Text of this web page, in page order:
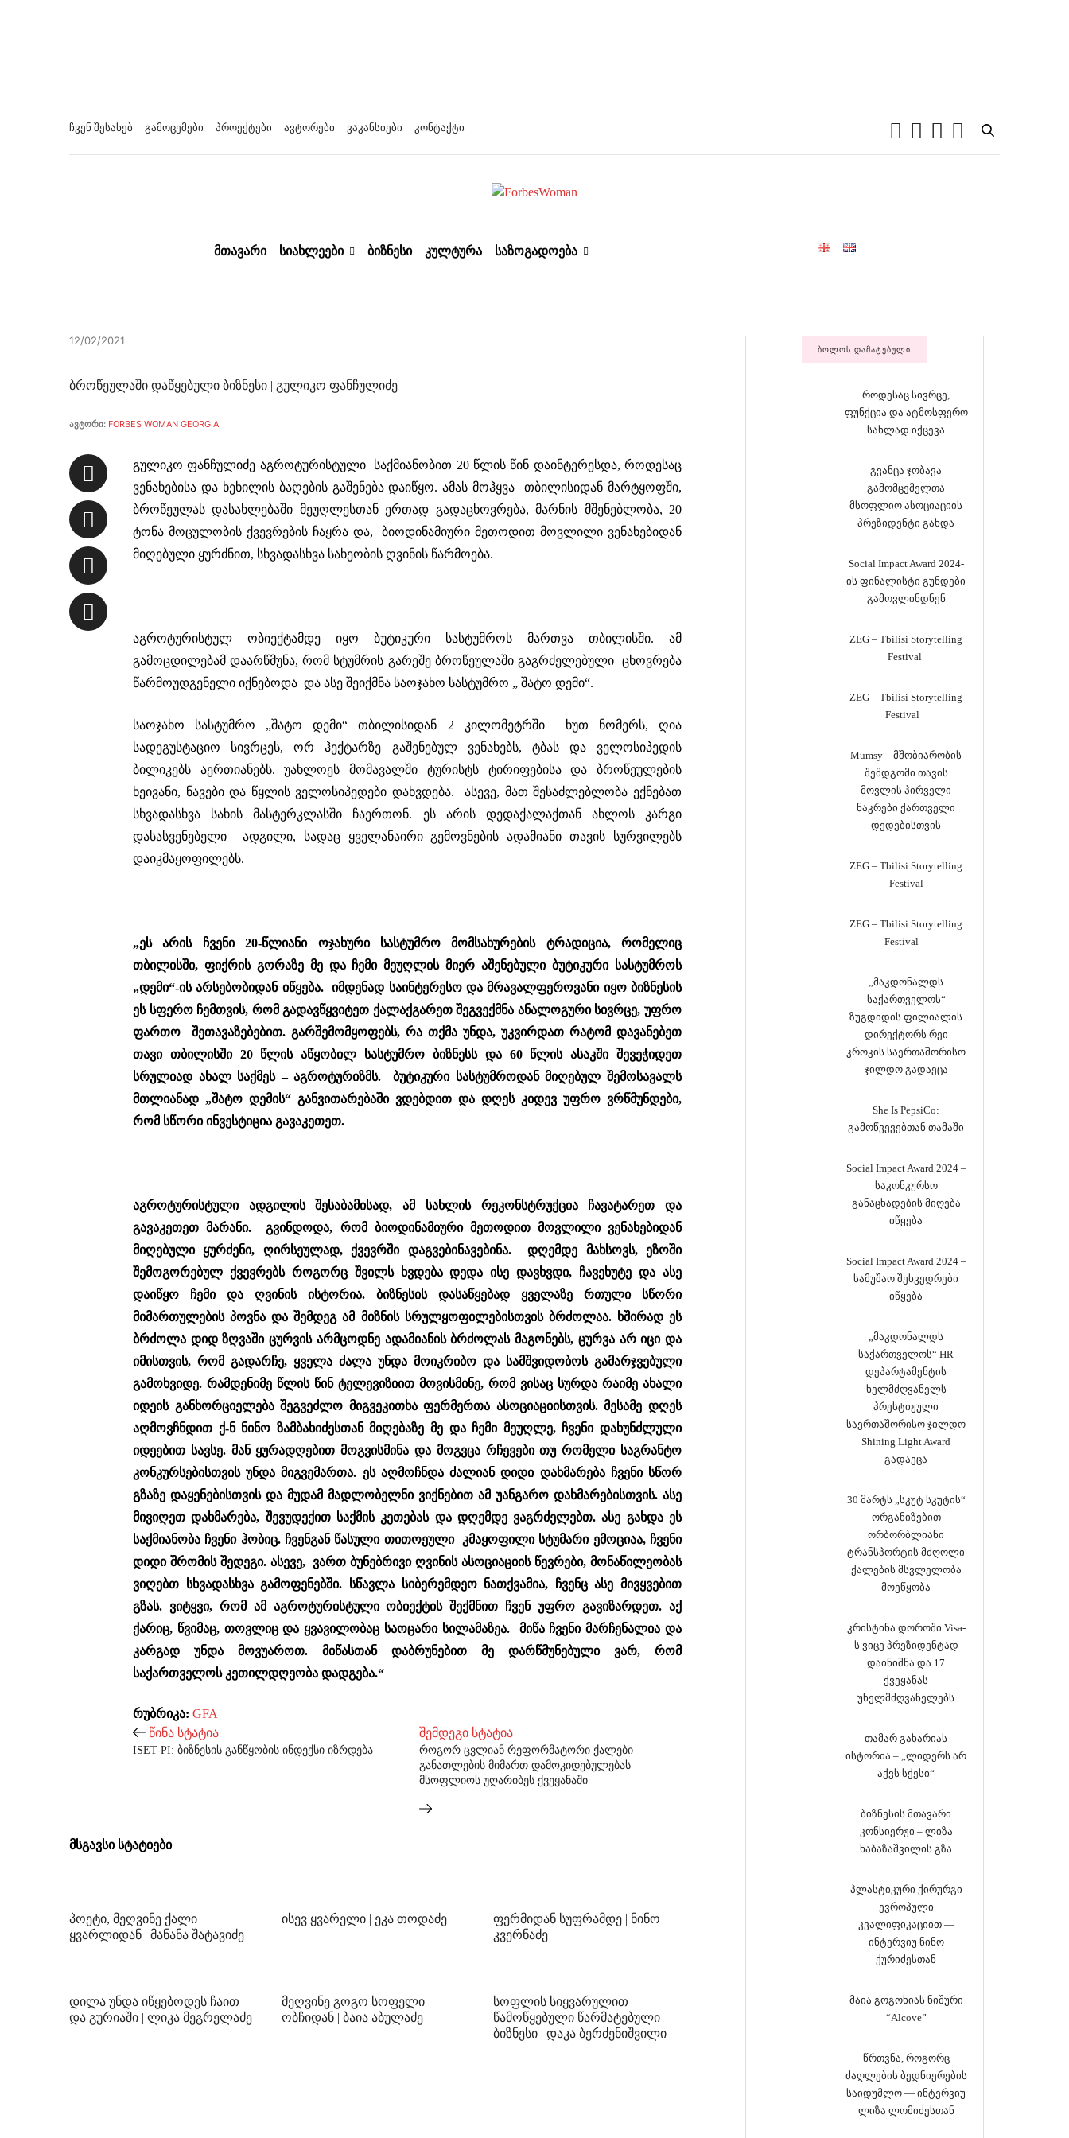
ჩვენ შესახებ გამოცემები პროექტები ავტორები ვაკანსიები კონტაქტი
ᲛᲗᲐᲕᲐᲠᲘ ᲡᲘᲐᲮᲚᲔᲔᲑᲘ ᲑᲘᲖᲜᲔᲡᲘ ᲙᲣᲚᲢᲣᲠᲐ ᲡᲐᲖᲝᲒᲐᲓᲝᲔᲑᲐ
12/02/2021
ბროწეულაში დაწყებული ბიზნესი | გულიკო ფანჩულიძე
ავტორი: FORBES WOMAN GEORGIA
გულიკო ფანჩულიძე აგროტურისტული საქმიანობით 20 წლის წინ დაინტერესდა, როდესაც
ვენახებისა და ხეხილის ბაღების გაშენება დაიწყო. ამას მოჰყვა თბილისიდან მარტყოფში,
ბროწეულას დასახლებაში მეუღლესთან ერთად გადაცხოვრება, მარნის მშენებლობა, 20
ტონა მოცულობის ქვევრების ჩაყრა და, ბიოდინამიური მეთოდით მოვლილი ვენახებიდან
მიღებული ყურძნით, სხვადასხვა სახეობის ღვინის წარმოება.
აგროტურისტულ ობიექტამდე იყო ბუტიკური სასტუმროს მართვა თბილისში. ამ
გამოცდილებამ დაარწმუნა, რომ სტუმრის გარეშე ბროწეულაში გაგრძელებული ცხოვრება
წარმოუდგენელი იქნებოდა და ასე შეიქმნა საოჯახო სასტუმრო „ შატო დემი“.
საოჯახო სასტუმრო „შატო დემი“ თბილისიდან 2 კილომეტრში ხუთ ნომერს, ღია
სადეგუსტაციო სივრცეს, ორ ჰექტარზე გაშენებულ ვენახებს, ტბას და ველოსიპედის
ბილიკებს აერთიანებს. უახლოეს მომავალში ტურისტს ტირიფებისა და ბროწეულების
ხეივანი, ნავები და წყლის ველოსიპედები დახვდება. ასევე, მათ შესაძლებლობა ექნებათ
სხვადასხვა სახის მასტერკლასში ჩაერთონ. ეს არის დედაქალაქთან ახლოს კარგი
დასასვენებელი ადგილი, სადაც ყველანაირი გემოვნების ადამიანი თავის სურვილებს
დაიკმაყოფილებს.
„ეს არის ჩვენი 20-წლიანი ოჯახური სასტუმრო მომსახურების ტრადიცია, რომელიც
თბილისში, ფიქრის გორაზე მე და ჩემი მეუღლის მიერ აშენებული ბუტიკური სასტუმროს
„დემი“-ის არსებობიდან იწყება. იმდენად საინტერესო და მრავალფეროვანი იყო ბიზნესის
ეს სფერო ჩემთვის, რომ გადავწყვიტეთ ქალაქგარეთ შეგვექმნა ანალოგური სივრცე, უფრო
ფართო შეთავაზებებით. გარშემომყოფებს, რა თქმა უნდა, უკვირდათ რატომ დავანებეთ
თავი თბილისში 20 წლის აწყობილ სასტუმრო ბიზნესს და 60 წლის ასაკში შევეჭიდეთ
სრულიად ახალ საქმეს – აგროტურიზმს. ბუტიკური სასტუმროდან მიღებულ შემოსავალს
მთლიანად „შატო დემის“ განვითარებაში ვდებდით და დღეს კიდევ უფრო ვრწმუნდები,
რომ სწორი ინვესტიცია გავაკეთეთ.
აგროტურისტული ადგილის შესაბამისად, ამ სახლის რეკონსტრუქცია ჩავატარეთ და
გავაკეთეთ მარანი. გვინდოდა, რომ ბიოდინამიური მეთოდით მოვლილი ვენახებიდან
მიღებული ყურძენი, ღირსეულად, ქვევრში დაგვებინავებინა. დღემდე მახსოვს, ეზოში
შემოგორებულ ქვევრებს როგორც შვილს ხვდება დედა ისე დავხვდი, ჩავეხუტე და ასე
დაიწყო ჩემი და ღვინის ისტორია. ბიზნესის დასაწყებად ყველაზე რთული სწორი
მიმართულების პოვნა და შემდეგ ამ მიზნის სრულყოფილებისთვის ბრძოლაა. ხშირად ეს
ბრძოლა დიდ ზღვაში ცურვის არმცოდნე ადამიანის ბრძოლას მაგონებს, ცურვა არ იცი და
იმისთვის, რომ გადარჩე, ყველა ძალა უნდა მოიკრიბო და სამშვიდობოს გამარჯვებული
გამოხვიდე. რამდენიმე წლის წინ ტელევიზიით მოვისმინე, რომ ვისაც სურდა რაიმე ახალი
იდეის განხორციელება შეგვეძლო მიგვეკითხა ფერმერთა ასოციაციისთვის. მესამე დღეს
აღმოვჩნდით ქ-ნ ნინო ზამბახიძესთან მიღებაზე მე და ჩემი მეუღლე, ჩვენი დახუნძლული
იდეებით სავსე. მან ყურადღებით მოგვისმინა და მოგვცა რჩევები თუ რომელი საგრანტო
კონკურსებისთვის უნდა მიგვემართა. ეს აღმოჩნდა ძალიან დიდი დახმარება ჩვენი სწორ
გზაზე დაყენებისთვის და მუდამ მადლობელნი ვიქნებით ამ უანგარო დახმარებისთვის. ასე
მივიღეთ დახმარება, შევუდექით საქმის კეთებას და დღემდე ვაგრძელებთ. ასე გახდა ეს
საქმიანობა ჩვენი ჰობიც. ჩვენგან წასული თითოეული კმაყოფილი სტუმარი ემოციაა, ჩვენი
დიდი შრომის შედეგი. ასევე, ვართ ბუნებრივი ღვინის ასოციაციის წევრები, მონაწილეობას
ვიღებთ სხვადასხვა გამოფენებში. სწავლა სიბერემდეო ნათქვამია, ჩვენც ასე მივყვებით
გზას. ვიტყვი, რომ ამ აგროტურისტული ობიექტის შექმნით ჩვენ უფრო გავიზარდეთ. აქ
ქარიც, წვიმაც, თოვლიც და ყვავილობაც საოცარი სილამაზეა. მიწა ჩვენი მარჩენალია და
კარგად უნდა მოვუაროთ. მიწასთან დაბრუნებით მე დარწმუნებული ვარ, რომ
საქართველოს კეთილდღეობა დადგება.“
რუბრიკა: GFA
წინა სტატია
ISET-PI: ბიზნესის განწყობის ინდექსი იზრდება
შემდეგი სტატია
როგორ ცვლიან რეფორმატორი ქალები
განათლების მიმართ დამოკიდებულებას
მსოფლიოს უღარიბეს ქვეყანაში
მსგავსი სტატიები
პოეტი, მეღვინე ქალი
ყვარლიდან | მანანა შატავიძე
ისევ ყვარელი | ეკა თოდაძე
ფერმიდან სუფრამდე | ნინო
კვერნაძე
დილა უნდა იწყებოდეს ჩაით
და გურიაში | ლიკა მეგრელაძე
მეღვინე გოგო სოფელი
ობჩიდან | ბაია აბულაძე
სოფლის სიყვარულით
წამოწყებული წარმატებული
ბიზნესი | დაკა ბერძენიშვილი
ᲑᲝᲚᲝᲡ ᲓᲐᲛᲐᲢᲔᲑᲣᲚᲘ
როდესაც სივრცე,
ფუნქცია და ატმოსფერო
სახლად იქცევა
გვანცა ჯობავა
გამომცემელთა
მსოფლიო ასოციაციის
პრეზიდენტი გახდა
Social Impact Award 2024-
ის ფინალისტი გუნდები
გამოვლინდნენ
ZEG – Tbilisi Storytelling
Festival
ZEG – Tbilisi Storytelling
Festival
Mumsy – მშობიარობის
შემდგომი თავის
მოვლის პირველი
ნაკრები ქართველი
დედებისთვის
ZEG – Tbilisi Storytelling
Festival
ZEG – Tbilisi Storytelling
Festival
„მაკდონალდს
საქართველოს“
ზუგდიდის ფილიალის
დირექტორს რეი
კროკის საერთაშორისო
ჯილდო გადაეცა
She Is PepsiCo:
გამოწვევებთან თამაში
Social Impact Award 2024 –
საკონკურსო
განაცხადების მიღება
იწყება
Social Impact Award 2024 –
სამუშაო შეხვედრები
იწყება
„მაკდონალდს
საქართველოს“ HR
დეპარტამენტის
ხელმძღვანელს
პრესტიჟული
საერთაშორისო ჯილდო
Shining Light Award
გადაეცა
30 მარტს „სკუტ სკუტის“
ორგანიზებით
ორბორბლიანი
ტრანსპორტის მძღოლი
ქალების მსვლელობა
მოეწყობა
კრისტინა დოროში Visa-
ს ვიცე პრეზიდენტად
დაინიშნა და 17
ქვეყანას
უხელმძღვანელებს
თამარ გახარიას
ისტორია – „ლიდერს არ
აქვს სქესი“
ბიზნესის მთავარი
კონსიერჟი – ლიზა
ხაბაზაშვილის გზა
პლასტიკური ქირურგი
ევროპული
კვალიფიკაციით —
ინტერვიუ ნინო
ქურიძესთან
მაია გოგოხიას ნიშური
“Alcove”
წრთვნა, როგორც
ძაღლების ბედნიერების
საიდუმლო — ინტერვიუ
ლიზა ლომიძესთან